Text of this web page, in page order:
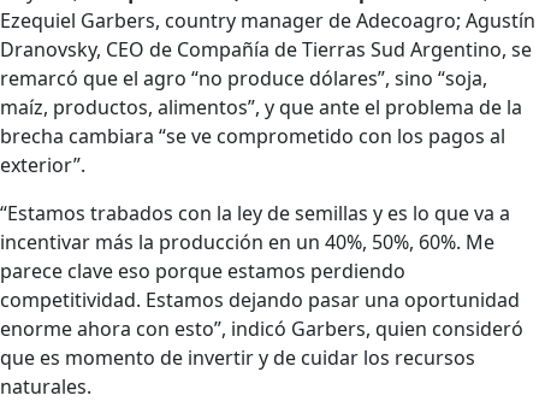
Ezequiel Garbers, country manager de Adecoagro; Agustín
Dranovsky, CEO de Compañía de Tierras Sud Argentino, se
remarcó que el agro “no produce dólares”, sino “soja,
maíz, productos, alimentos”, y que ante el problema de la
brecha cambiara “se ve comprometido con los pagos al
exterior”.
“Estamos trabados con la ley de semillas y es lo que va a
incentivar más la producción en un 40%, 50%, 60%. Me
parece clave eso porque estamos perdiendo
competitividad. Estamos dejando pasar una oportunidad
enorme ahora con esto”, indicó Garbers, quien consideró
que es momento de invertir y de cuidar los recursos
naturales.